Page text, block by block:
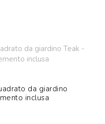
da giardino
inclusa